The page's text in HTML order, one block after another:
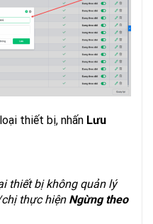
thiết bị, nhấn Lưu
thiết bị không quản lý
thực hiện Ngừng theo